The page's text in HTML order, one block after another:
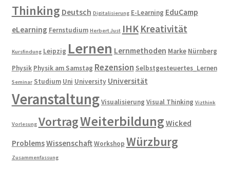
Thinking Deutsch Digitalisierung E-Learning EduCamp
eLearning Fernstudium Herbert Just IHK Kreativität
Kursfindung Leipzig Lernen Lernmethoden Marke Nürnberg
Physik Physik am Samstag Rezension Selbstgesteuertes_Lernen
Seminar Studium Uni University Universität
VeranstaltungVisualisierung Visual Thinking Vizthink
Vorlesung VortragWeiterbildung Wicked
ProblemsWissenschaftWorkshop Würzburg
Zusammenfassung